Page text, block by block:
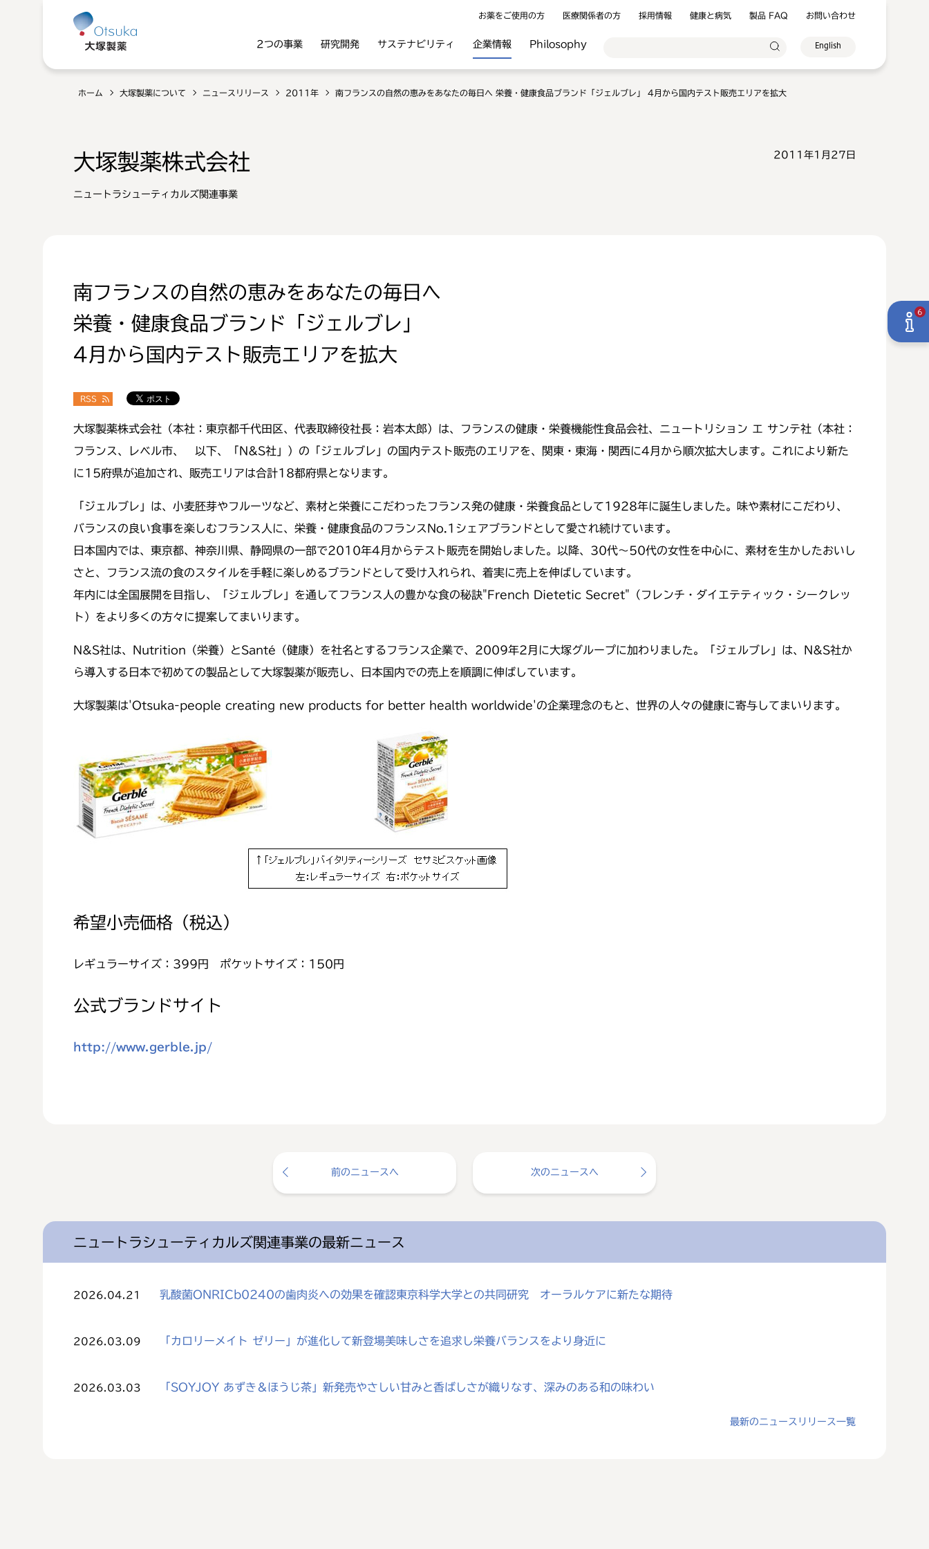
お薬をご使用の方 医療関係者の方 採用情報 健康と病気 製品 FAQ お問い合わせ
2つの事業 研究開発 サステナビリティ 企業情報 Philosophy English
ホーム 大塚製薬について ニュースリリース 2011年 南フランスの自然の恵みをあなたの毎日へ 栄養・健康食品ブランド「ジェルブレ」 4月から国内テスト販売エリアを拡大
大塚製薬株式会社
ニュートラシューティカルズ関連事業
2011年1月27日
南フランスの自然の恵みをあなたの毎日へ
栄養・健康食品ブランド「ジェルブレ」
4月から国内テスト販売エリアを拡大
RSS
大塚製薬株式会社（本社：東京都千代田区、代表取締役社長：岩本太郎）は、フランスの健康・栄養機能性食品会社、ニュートリション エ サンテ社（本社：
フランス、レベル市、 以下、「N&S社」）の「ジェルブレ」の国内テスト販売のエリアを、関東・東海・関西に4月から順次拡大します。これにより新た
に15府県が追加され、販売エリアは合計18都府県となります。
「ジェルブレ」は、小麦胚芽やフルーツなど、素材と栄養にこだわったフランス発の健康・栄養食品として1928年に誕生しました。味や素材にこだわり、
バランスの良い食事を楽しむフランス人に、栄養・健康食品のフランスNo.1シェアブランドとして愛され続けています。
日本国内では、東京都、神奈川県、静岡県の一部で2010年4月からテスト販売を開始しました。以降、30代～50代の女性を中心に、素材を生かしたおいし
さと、フランス流の食のスタイルを手軽に楽しめるブランドとして受け入れられ、着実に売上を伸ばしています。
年内には全国展開を目指し、「ジェルブレ」を通してフランス人の豊かな食の秘訣"French Dietetic Secret"（フレンチ・ダイエテティック・シークレッ
ト）をより多くの方々に提案してまいります。
N&S社は、Nutrition（栄養）とSanté（健康）を社名とするフランス企業で、2009年2月に大塚グループに加わりました。「ジェルブレ」は、N&S社か
ら導入する日本で初めての製品として大塚製薬が販売し、日本国内での売上を順調に伸ばしています。
大塚製薬は'Otsuka-people creating new products for better health worldwide'の企業理念のもと、世界の人々の健康に寄与してまいります。
希望小売価格（税込）
レギュラーサイズ：399円 ポケットサイズ：150円
公式ブランドサイト
http://www.gerble.jp/
前のニュースへ 次のニュースへ
ニュートラシューティカルズ関連事業の最新ニュース
2026.04.21 乳酸菌ONRICb0240の歯肉炎への効果を確認東京科学大学との共同研究 オーラルケアに新たな期待
2026.03.09 「カロリーメイト ゼリー」が進化して新登場美味しさを追求し栄養バランスをより身近に
2026.03.03 「SOYJOY あずき＆ほうじ茶」新発売やさしい甘みと香ばしさが織りなす、深みのある和の味わい
最新のニュースリリース一覧
6